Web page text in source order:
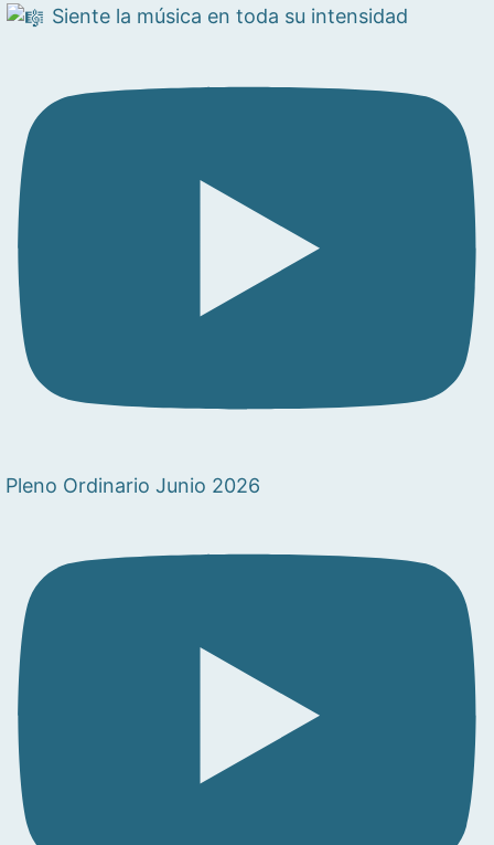
Siente la música en toda su intensidad
Pleno Ordinario Junio 2026